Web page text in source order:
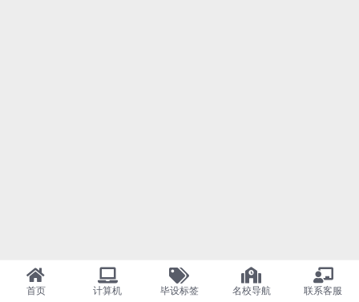
首页 计算机 毕设标签 名校导航 联系客服